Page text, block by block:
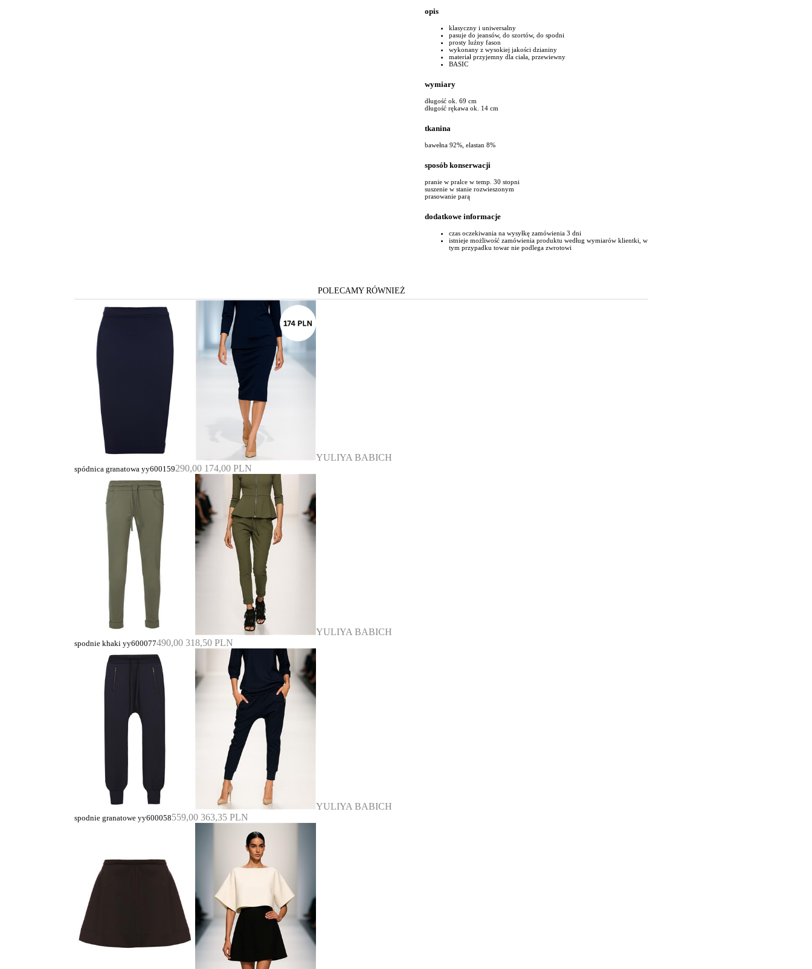
opis
klasyczny i uniwersalny
pasuje do jeansów, do szortów, do spodni
prosty luźny fason
wykonany z wysokiej jakości dzianiny
materiał przyjemny dla ciała, przewiewny
BASIC
wymiary
długość ok. 69 cm
długość rękawa ok. 14 cm
tkanina
bawełna 92%, elastan 8%
sposób konserwacji
pranie w pralce w temp. 30 stopni
suszenie w stanie rozwieszonym
prasowanie parą
dodatkowe informacje
czas oczekiwania na wysyłkę zamówienia 3 dni
istnieje możliwość zamówienia produktu według wymiarów klientki, w
tym przypadku towar nie podlega zwrotowi
POLECAMY RÓWNIEŻ
YULIYA BABICH
spódnica granatowa yy600159290,00 174,00 PLN
YULIYA BABICH
spodnie khaki yy600077490,00 318,50 PLN
YULIYA BABICH
spodnie granatowe yy600058559,00 363,35 PLN